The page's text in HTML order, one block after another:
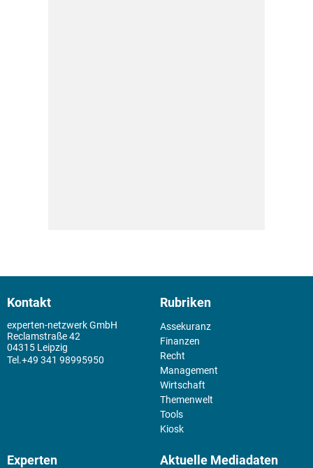
Kontakt
experten-netzwerk GmbH
Reclamstraße 42
04315 Leipzig
+49 341 98995950
Rubriken
Assekuranz
Finanzen
Recht
Management
Wirtschaft
Themenwelt
Tools
Kiosk
Experten Aktuelle Mediadaten